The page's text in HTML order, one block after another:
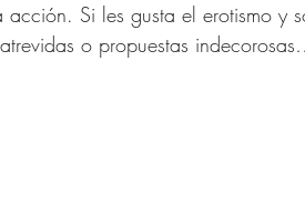
Si les gusta el erotismo y
o propuestas